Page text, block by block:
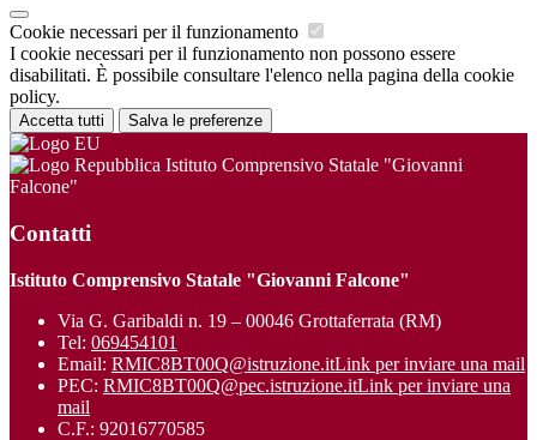
Cookie necessari per il funzionamento
I cookie necessari per il funzionamento non possono essere
disabilitati. È possibile consultare l'elenco nella pagina della cookie
policy.
Accetta tutti Salva le preferenze
Istituto Comprensivo Statale "Giovanni
Falcone"
Contatti
Istituto Comprensivo Statale "Giovanni Falcone"
Via G. Garibaldi n. 19 – 00046 Grottaferrata (RM)
Tel: 069454101
Email: RMIC8BT00Q@istruzione.itLink per inviare una mail
PEC: RMIC8BT00Q@pec.istruzione.itLink per inviare una
mail
C.F.: 92016770585